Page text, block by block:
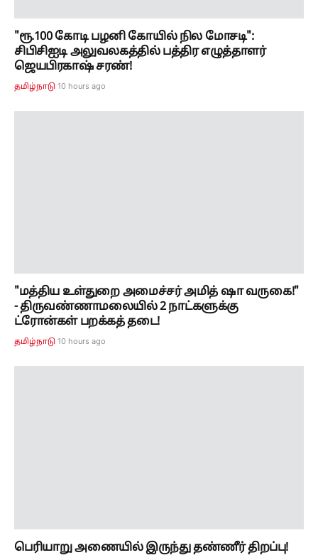
"ரூ.100 கோடி பழனி கோயில் நில மோசடி":
சிபிசிஐடி அலுவலகத்தில் பத்திர எழுத்தாளர்
ஜெயபிரகாஷ் சரண்!
தமிழ்நாடு 10 hours ago
"மத்திய உள்துறை அமைச்சர் அமித் ஷா வருகை!"
- திருவண்ணாமலையில் 2 நாட்களுக்கு
ட்ரோன்கள் பறக்கத் தடை!
தமிழ்நாடு 10 hours ago
பெரியாறு அணையில் இருந்து தண்ணீர் திறப்பு!